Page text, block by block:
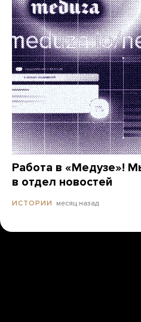
Работа в «Медузе»!
в отдел новостей
ИСТОРИИ месяц назад